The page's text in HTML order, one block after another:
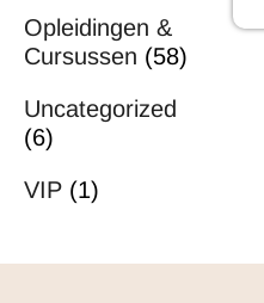
Opleidingen &
Cursussen (58)
Uncategorized
(6)
VIP (1)